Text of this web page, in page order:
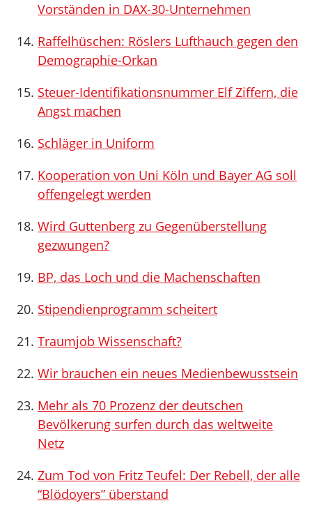
Vorständen in DAX-30-Unternehmen
Raffelhüschen: Röslers Lufthauch gegen den
Demographie-Orkan
Steuer-Identifikationsnummer Elf Ziffern, die
Angst machen
Schläger in Uniform
Kooperation von Uni Köln und Bayer AG soll
offengelegt werden
Wird Guttenberg zu Gegenüberstellung
gezwungen?
BP, das Loch und die Machenschaften
Stipendienprogramm scheitert
Traumjob Wissenschaft?
Wir brauchen ein neues Medienbewusstsein
Mehr als 70 Prozenz der deutschen
Bevölkerung surfen durch das weltweite
Netz
Zum Tod von Fritz Teufel: Der Rebell, der alle
“Blödoyers” überstand